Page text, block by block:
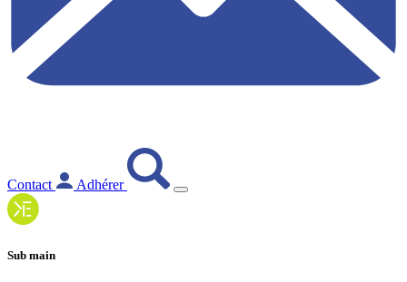
Contact Adhérer
Sub main